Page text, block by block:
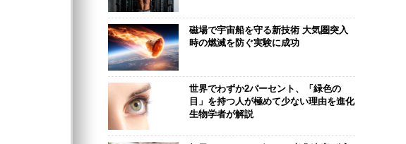
磁場で宇宙船を守る新技術 大気圏突入
時の燃滅を防ぐ実験に成功
世界でわずか2パーセント、「緑色の
目」を持つ人が極めて少ない理由を進化
生物学者が解説